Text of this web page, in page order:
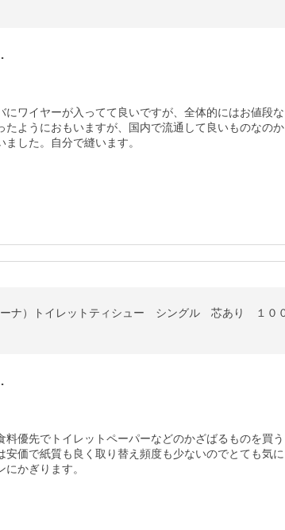
ワイヤーが入ってて良いですが、全体的にはお値段な
ようにおもいますが、国内で流通して良いものなのか
した。自分で縫います。
優先でトイレットペーパーなどのかざばるものを買う
価で紙質も良く取り替え頻度も少ないのでとても気に
かぎります。